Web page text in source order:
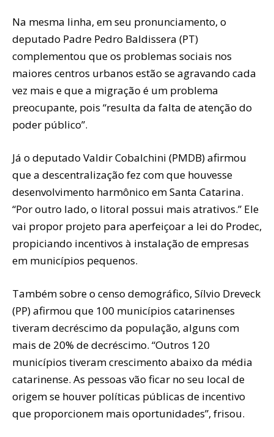
Na mesma linha, em seu pronunciamento, o
deputado Padre Pedro Baldissera (PT)
complementou que os problemas sociais nos
maiores centros urbanos estão se agravando cada
vez mais e que a migração é um problema
preocupante, pois “resulta da falta de atenção do
poder público”.
Já o deputado Valdir Cobalchini (PMDB) afirmou
que a descentralização fez com que houvesse
desenvolvimento harmônico em Santa Catarina.
“Por outro lado, o litoral possui mais atrativos.” Ele
vai propor projeto para aperfeiçoar a lei do Prodec,
propiciando incentivos à instalação de empresas
em municípios pequenos.
Também sobre o censo demográfico, Sílvio Dreveck
(PP) afirmou que 100 municípios catarinenses
tiveram decréscimo da população, alguns com
mais de 20% de decréscimo. “Outros 120
municípios tiveram crescimento abaixo da média
catarinense. As pessoas vão ficar no seu local de
origem se houver políticas públicas de incentivo
que proporcionem mais oportunidades”, frisou.